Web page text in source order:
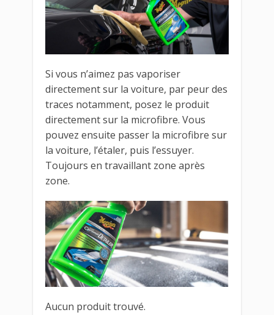
Si vous n’aimez pas vaporiser
directement sur la voiture, par peur des
traces notamment, posez le produit
directement sur la microfibre. Vous
pouvez ensuite passer la microfibre sur
la voiture, l’étaler, puis l’essuyer.
Toujours en travaillant zone après
zone.
Aucun produit trouvé.